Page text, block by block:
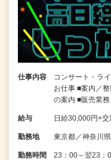
仕事内容
コンサート・ラ
お仕事 ■案内／
の案内 ■販売業務
給与 日給30,000円+
勤務地 東京都／神奈川県
勤務時間
23：00～翌23：